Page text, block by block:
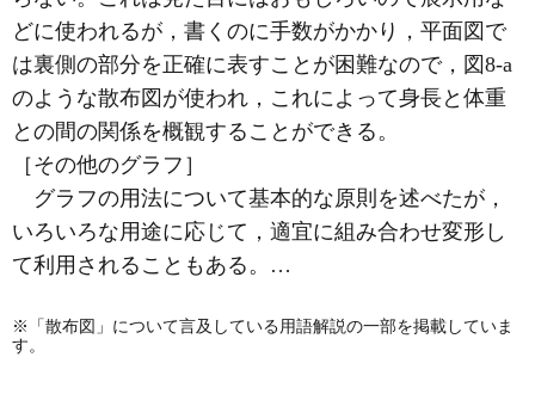
どに使われるが，書くのに手数がかかり，平面図で
は裏側の部分を正確に表すことが困難なので，図8-a
のような散布図が使われ，これによって身長と体重
との間の関係を概観することができる。
［その他のグラフ］
グラフの用法について基本的な原則を述べたが，
いろいろな用途に応じて，適宜に組み合わせ変形し
て利用されることもある。…
※「散布図」について言及している用語解説の一部を掲載していま
す。